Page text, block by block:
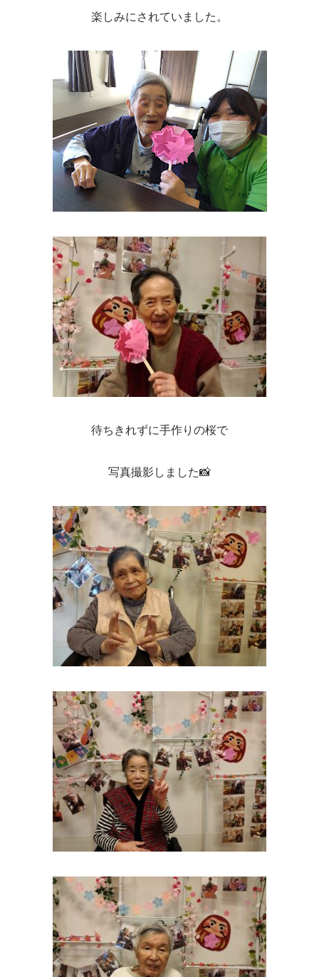
楽しみにされていました。
待ちきれずに手作りの桜で
写真撮影しました📸